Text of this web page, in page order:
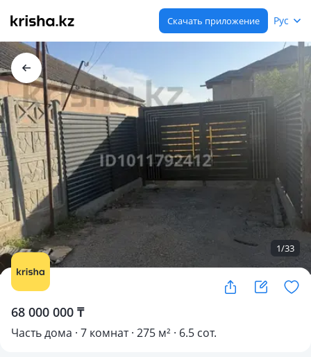
Скачать приложение Рус
1/33
68 000 000 ₸
Часть дома · 7 комнат · 275 м² · 6.5 сот.